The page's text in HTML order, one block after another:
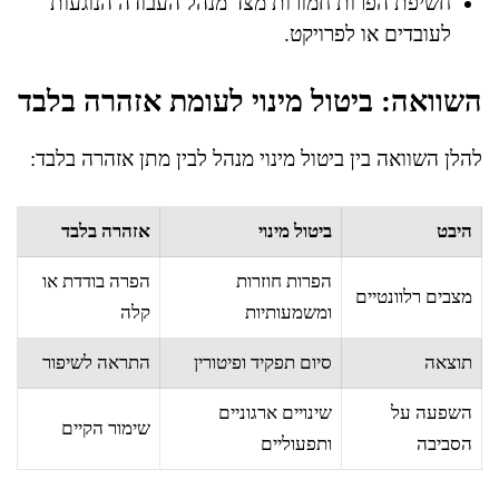
לעובדים או לפרויקט.
השוואה: ביטול מינוי לעומת אזהרה בלבד
להלן השוואה בין ביטול מינוי מנהל לבין מתן אזהרה בלבד:
היבט ביטול מינוי אזהרה בלבד
מצבים רלוונטיים
הפרות חוזרות
ומשמעותיות
הפרה בודדת או
קלה
תוצאה סיום תפקיד ופיטורין התראה לשיפור
השפעה על
הסביבה
שינויים ארגוניים
ותפעוליים
שימור הקיים